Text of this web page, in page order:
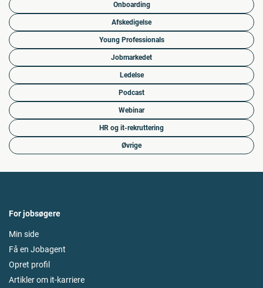
Onboarding
Afskedigelse
Young Professionals
Jobmarkedet
Ledelse
Podcast
Webinar
HR og it-rekruttering
Øvrige
For jobsøgere
Min side
Få en Jobagent
Opret profil
Artikler om it-karriere